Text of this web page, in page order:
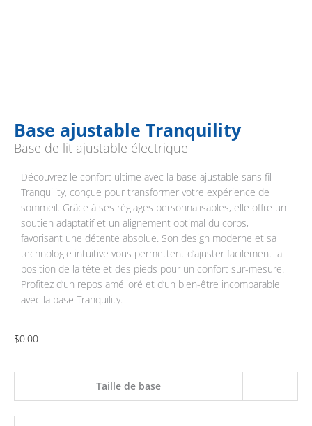
Base ajustable Tranquility
Base de lit ajustable électrique
Découvrez le confort ultime avec la base ajustable sans fil
Tranquility, conçue pour transformer votre expérience de
sommeil. Grâce à ses réglages personnalisables, elle offre un
soutien adaptatif et un alignement optimal du corps,
favorisant une détente absolue. Son design moderne et sa
technologie intuitive vous permettent d’ajuster facilement la
position de la tête et des pieds pour un confort sur-mesure.
Profitez d’un repos amélioré et d’un bien-être incomparable
avec la base Tranquility.
$0.00
Taille de base